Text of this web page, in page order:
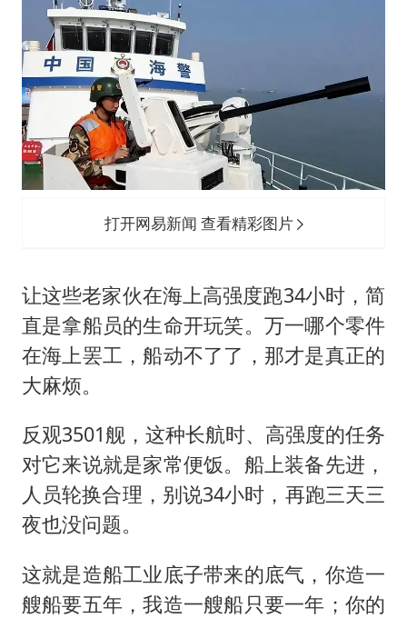
打开网易新闻 查看精彩图片
让这些老家伙在海上高强度跑34小时，简
直是拿船员的生命开玩笑。万一哪个零件
在海上罢工，船动不了了，那才是真正的
大麻烦。
反观3501舰，这种长航时、高强度的任务
对它来说就是家常便饭。船上装备先进，
人员轮换合理，别说34小时，再跑三天三
夜也没问题。
这就是造船工业底子带来的底气，你造一
艘船要五年，我造一艘船只要一年；你的